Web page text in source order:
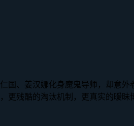
国、姜汉娜化身魔鬼导师，却
残酷的淘汰机制，更真实的暧